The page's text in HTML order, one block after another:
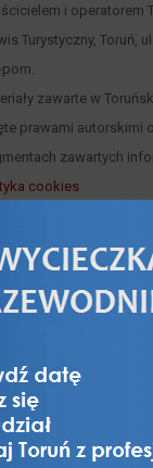
i operatorem
Turystyczny, Toruń,
pom.
zawarte w
prawami autorskimi
zawartych
cookies
chcesz
gdzieś do
opinię, możesz
naszym